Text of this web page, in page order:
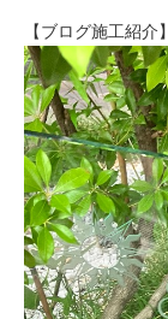
【ブログ施工紹介】